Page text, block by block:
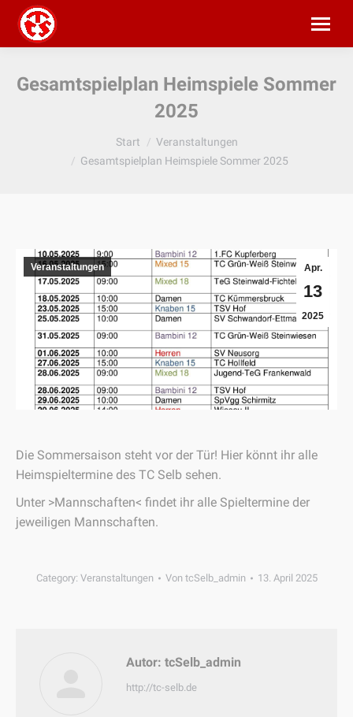
Gesamtspielplan Heimspiele Sommer
2025
Sie befinden sich hier:Start
Veranstaltungen
Gesamtspielplan Heimspiele Sommer 2025
Apr.
13
2025
Veranstaltungen
Die Sommersaison steht vor der Tür! Hier könnt ihr alle
Heimspieltermine des TC Selb sehen.
Unter >Mannschaften< findet ihr alle Spieltermine der
jeweiligen Mannschaften.
Category: Veranstaltungen Von tcSelb_admin 13. April 2025
Autor: tcSelb_admin
http://tc-selb.de